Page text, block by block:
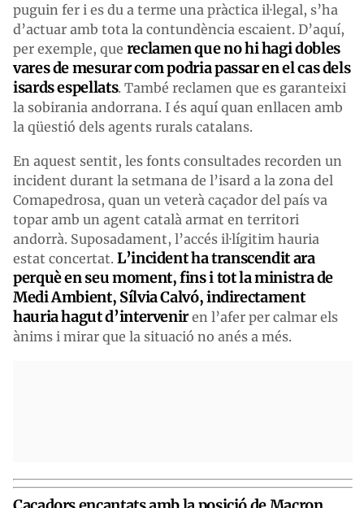
puguin fer i es du a terme una pràctica il·legal, s’ha
d’actuar amb tota la contundència escaient. D’aquí,
per exemple, que reclamen que no hi hagi dobles
vares de mesurar com podria passar en el cas dels
isards espellats. També reclamen que es garanteixi
la sobirania andorrana. I és aquí quan enllacen amb
la qüestió dels agents rurals catalans.
En aquest sentit, les fonts consultades recorden un
incident durant la setmana de l’isard a la zona del
Comapedrosa, quan un veterà caçador del país va
topar amb un agent català armat en territori
andorrà. Suposadament, l’accés il·lígitim hauria
estat concertat. L’incident ha transcendit ara
perquè en seu moment, fins i tot la ministra de
Medi Ambient, Sílvia Calvó, indirectament
hauria hagut d’interveniren l’afer per calmar els
ànims i mirar que la situació no anés a més.